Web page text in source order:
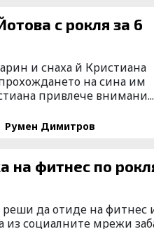
с рокля за 6
и снаха й Кристиана
на сина им
привлече внимани...
Румен Димитров
на фитнес по
да отиде на фитнес
из социалните мрежи